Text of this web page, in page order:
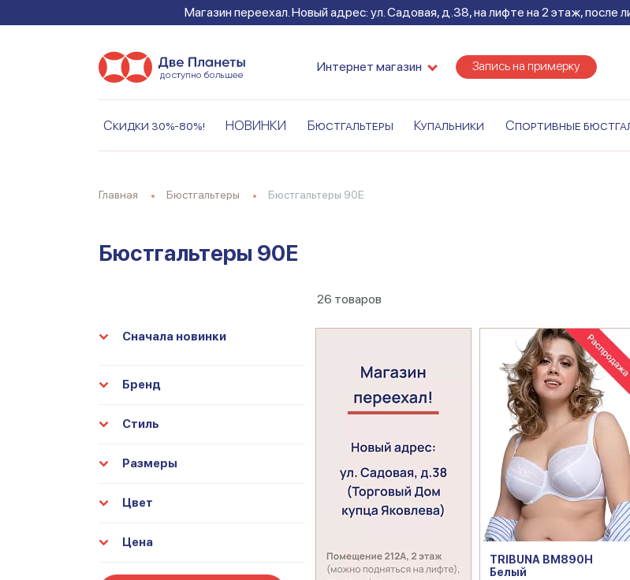
Магазин переехал. Новый адрес: ул. Садовая, д.38, на лифте на 2 этаж,
Интернет магазин Запись на примерку
Скидки 30%-80%! НОВИНКИ Бюстгальтеры Купальники Спортивные
Главная Бюстгальтеры Бюстгальтеры 90E
Бюстгальтеры 90E
Сначала новинки
Бренд
Стиль
Размеры
Цвет
Цена
26 товаров
TRIBUNA BM890H
Белый